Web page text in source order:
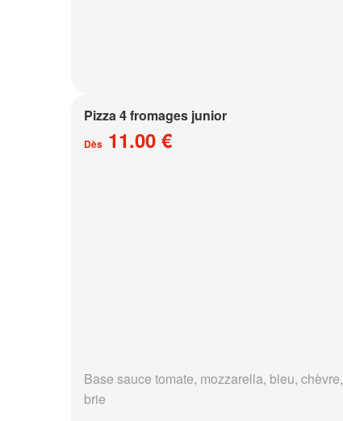
Pizza 4 fromages junior
Dès 11.00 €
Base sauce tomate, mozzarella, bleu, chèvre,
brie